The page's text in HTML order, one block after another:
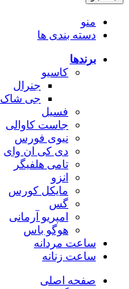
منو
دسته بندی ها
برندها
کاسیو
جنرال
جی شاک
فسیل
جاست کاوالی
نیوی فورس
دی کی ان وای
تامی هلفیگر
انزو
مایکل کورس
گس
امپریو آرمانی
هوگو باس
ساعت مردانه
ساعت زنانه
صفحه اصلی